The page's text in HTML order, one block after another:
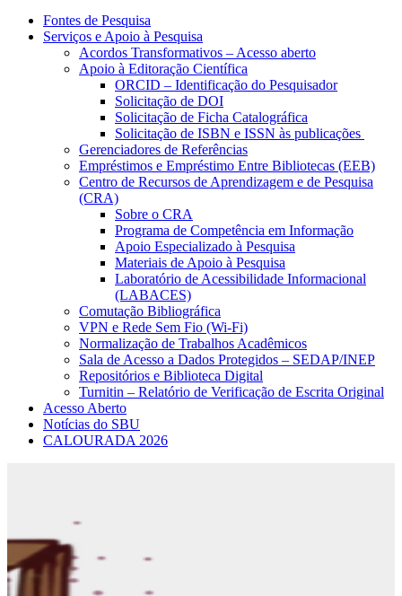
Fontes de Pesquisa
Serviços e Apoio à Pesquisa
Acordos Transformativos – Acesso aberto
Apoio à Editoração Científica
ORCID – Identificação do Pesquisador
Solicitação de DOI
Solicitação de Ficha Catalográfica
Solicitação de ISBN e ISSN às publicações
Gerenciadores de Referências
Empréstimos e Empréstimo Entre Bibliotecas (EEB)
Centro de Recursos de Aprendizagem e de Pesquisa
(CRA)
Sobre o CRA
Programa de Competência em Informação
Apoio Especializado à Pesquisa
Materiais de Apoio à Pesquisa
Laboratório de Acessibilidade Informacional
(LABACES)
Comutação Bibliográfica
VPN e Rede Sem Fio (Wi-Fi)
Normalização de Trabalhos Acadêmicos
Sala de Acesso a Dados Protegidos – SEDAP/INEP
Repositórios e Biblioteca Digital
Turnitin – Relatório de Verificação de Escrita Original
Acesso Aberto
Notícias do SBU
CALOURADA 2026